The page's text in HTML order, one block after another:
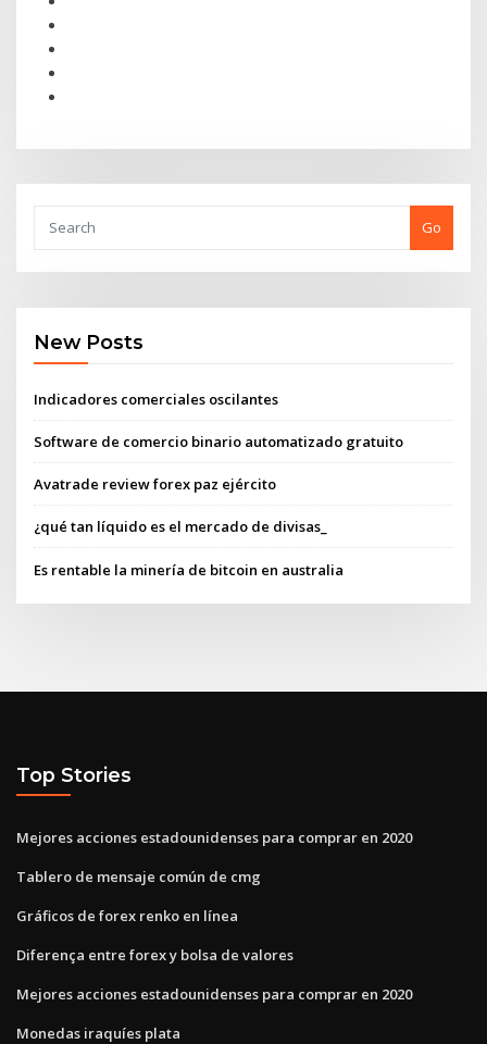
Go
New Posts
Indicadores comerciales oscilantes
Software de comercio binario automatizado gratuito
Avatrade review forex paz ejército
¿qué tan líquido es el mercado de divisas_
Es rentable la minería de bitcoin en australia
Top Stories
Mejores acciones estadounidenses para comprar en 2020
Tablero de mensaje común de cmg
Gráficos de forex renko en línea
Diferença entre forex y bolsa de valores
Mejores acciones estadounidenses para comprar en 2020
Monedas iraquíes plata